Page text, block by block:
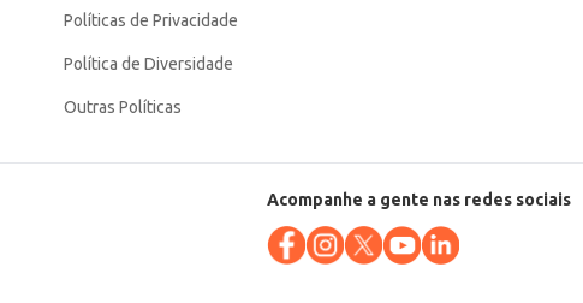
Políticas de Privacidade
Política de Diversidade
Outras Políticas
Acompanhe a gente nas redes sociais